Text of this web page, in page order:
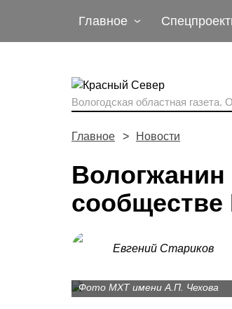
Главное
Вологодская областная газета.
Главное Новости
Вологжанин
Евгений Стариков
Фото МХТ имени А.П. Чехова